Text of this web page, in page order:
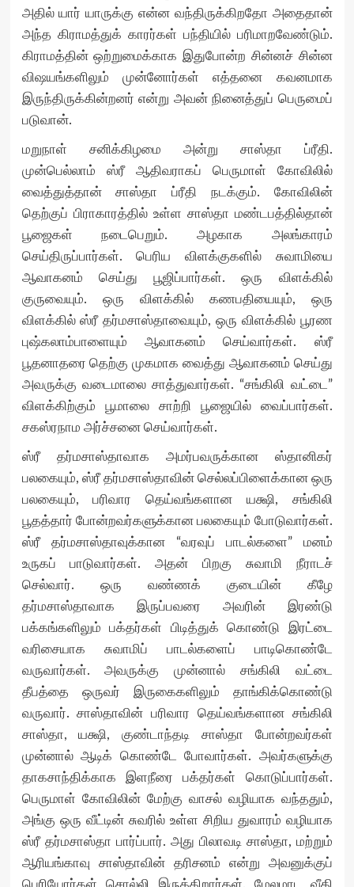
அதில் யார் யாருக்கு என்ன வந்திருக்கிறதோ அதைதான்
அந்த கிராமத்துக் காரர்கள் பந்தியில் பரிமாறவேண்டும்.
கிராமத்தின் ஒற்றுமைக்காக இதுபோன்ற சின்னச் சின்ன
விஷயங்களிலும் முன்னோர்கள் எத்தனை கவனமாக
இருந்திருக்கின்றனர் என்று அவன் நினைத்துப் பெருமைப்
படுவான்.
மறுநாள் சனிக்கிழமை அன்று சாஸ்தா ப்ரீதி.
முன்பெல்லாம் ஸ்ரீ ஆதிவராகப் பெருமாள் கோவிலில்
வைத்துத்தான் சாஸ்தா ப்ரீதி நடக்கும். கோவிலின்
தெற்குப் பிராகாரத்தில் உள்ள சாஸ்தா மண்டபத்தில்தான்
பூஜைகள் நடைபெறும். அழகாக அலங்காரம்
செய்திருப்பார்கள். பெரிய விளக்குகளில் சுவாமியை
ஆவாகனம் செய்து பூஜிப்பார்கள். ஒரு விளக்கில்
குருவையும். ஒரு விளக்கில் கணபதியையும், ஒரு
விளக்கில் ஸ்ரீ தர்மசாஸ்தாவையும், ஒரு விளக்கில் பூரண
புஷ்கலாம்பாளையும் ஆவாகனம் செய்வார்கள். ஸ்ரீ
பூதனாதரை தெற்கு முகமாக வைத்து ஆவாகனம் செய்து
அவருக்கு வடைமாலை சாத்துவார்கள். “சங்கிலி வட்டை”
விளக்கிற்கும் பூமாலை சாற்றி பூஜையில் வைப்பார்கள்.
சகஸ்ரநாம அர்ச்சனை செய்வார்கள்.
ஸ்ரீ தர்மசாஸ்தாவாக அமர்பவருக்கான ஸ்தானிகர்
பலகையும், ஸ்ரீ தர்மசாஸ்தாவின் செல்லப்பிளைக்கான ஒரு
பலகையும், பரிவார தெய்வங்களான யக்ஷி, சங்கிலி
பூதத்தார் போன்றவர்களுக்கான பலகையும் போடுவார்கள்.
ஸ்ரீ தர்மசாஸ்தாவுக்கான “வரவுப் பாடல்களை” மனம்
உருகப் பாடுவார்கள். அதன் பிறகு சுவாமி நீராடச்
செல்வார். ஒரு வண்ணக் குடையின் கீழே
தர்மசாஸ்தாவாக இருப்பவரை அவரின் இரண்டு
பக்கங்களிலும் பக்தர்கள் பிடித்துக் கொண்டு இரட்டை
வரிசையாக சுவாமிப் பாடல்களைப் பாடிகொண்டே
வருவார்கள். அவருக்கு முன்னால் சங்கிலி வட்டை
தீபத்தை ஒருவர் இருகைகளிலும் தாங்கிக்கொண்டு
வருவார். சாஸ்தாவின் பரிவார தெய்வங்களான சங்கிலி
சாஸ்தா, யக்ஷி, குண்டாந்தடி சாஸ்தா போன்றவர்கள்
முன்னால் ஆடிக் கொண்டே போவார்கள். அவர்களுக்கு
தாகசாந்திக்காக இளநீரை பக்தர்கள் கொடுப்பார்கள்.
பெருமாள் கோவிலின் மேற்கு வாசல் வழியாக வந்ததும்,
அங்கு ஒரு வீட்டின் சுவரில் உள்ள சிறிய துவாரம் வழியாக
ஸ்ரீ தர்மசாஸ்தா பார்ப்பார். அது பிலாவடி சாஸ்தா, மற்றும்
ஆரியங்காவு சாஸ்தாவின் தரிசனம் என்று அவனுக்குப்